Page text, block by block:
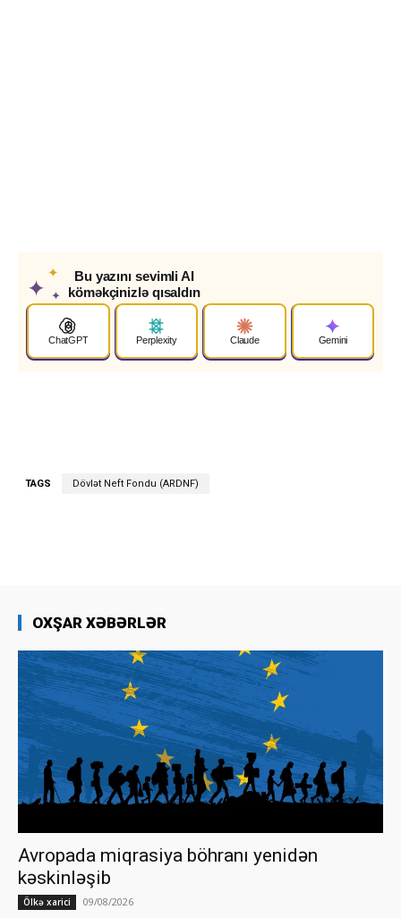
✦
✦
✦
Bu yazını sevimli AI
köməkçinizlə qısaldın
ChatGPT Perplexity Claude Gemini
TAGS Dövlət Neft Fondu (ARDNF)
OXŞAR XƏBƏRLƏR
Avropada miqrasiya böhranı yenidən
kəskinləşib
Ölkə xarici 09/08/2026